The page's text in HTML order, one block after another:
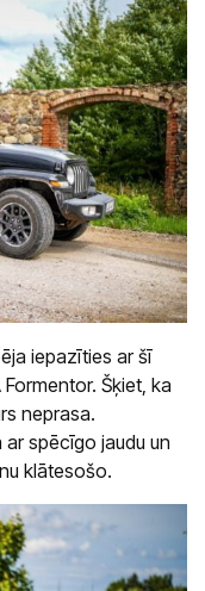
iepazīties ar šī
Šķiet, ka
neprasa.
spēcīgo jaudu un
klātesošo.